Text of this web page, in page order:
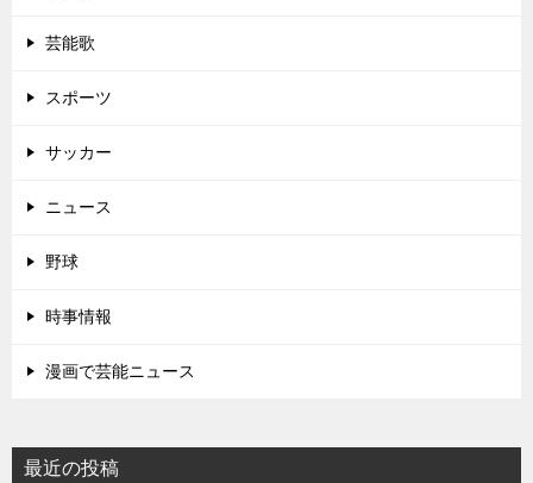
芸能歌
スポーツ
サッカー
ニュース
野球
時事情報
漫画で芸能ニュース
最近の投稿